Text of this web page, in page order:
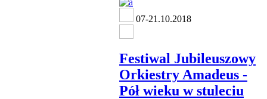
07-21.10.2018
Festiwal Jubileuszowy
Orkiestry Amadeus -
Pół wieku w stuleciu